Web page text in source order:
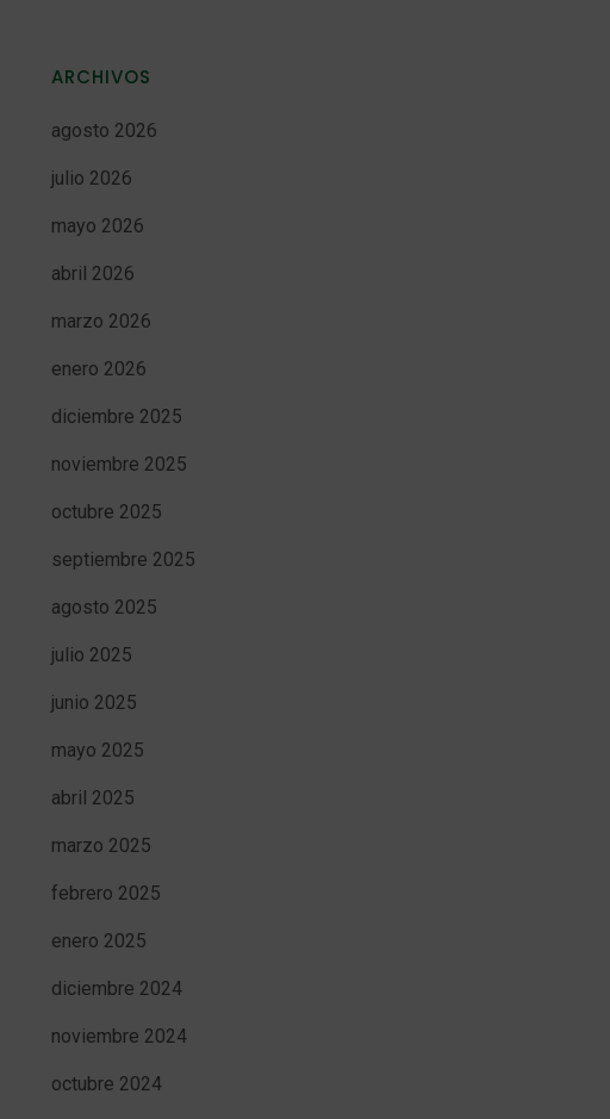
ARCHIVOS
agosto 2026
julio 2026
mayo 2026
abril 2026
marzo 2026
enero 2026
diciembre 2025
noviembre 2025
octubre 2025
septiembre 2025
agosto 2025
julio 2025
junio 2025
mayo 2025
abril 2025
marzo 2025
febrero 2025
enero 2025
diciembre 2024
noviembre 2024
octubre 2024